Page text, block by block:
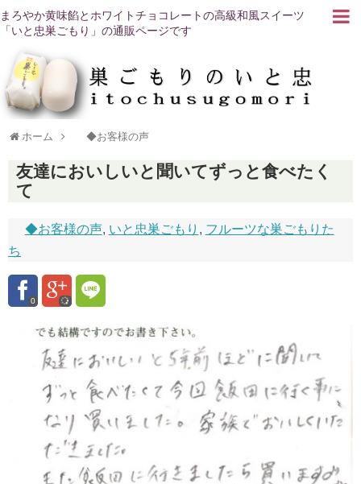
まろやか黄味餡とホワイトチョコレートの高級和風スイーツ
「いと忠巣ごもり」の通販ページです
ホーム ◆お客様の声
友達においしいと聞いてずっと食べたく
て
◆お客様の声, いと忠巣ごもり , フルーツな巣ごもりた
ち
0